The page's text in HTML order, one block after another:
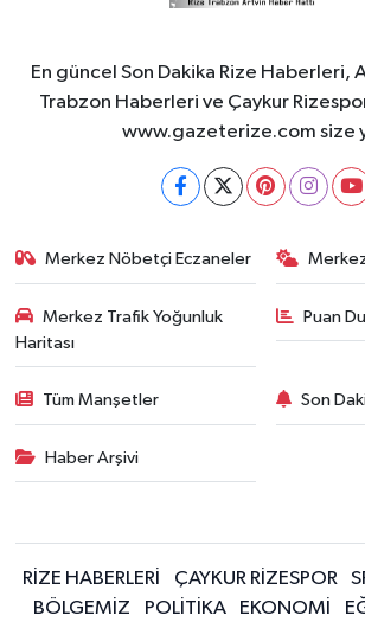
En güncel Son Dakika Rize Haberleri,
Trabzon Haberleri ve Çaykur
www.gazeterize.com size
Merkez Nöbetçi Eczaneler
Merkez Trafik Yoğunluk
Haritası
Puan
Tüm Manşetler Son
Haber Arşivi
RİZE HABERLERİ ÇAYKUR RİZESPOR
BÖLGEMİZ
POLİTİKA EKONOMİ